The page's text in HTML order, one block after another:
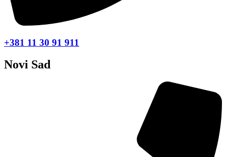
+381 11 30 91 911
Novi Sad